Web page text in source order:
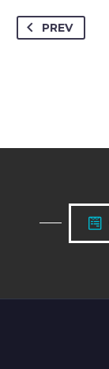
PREV